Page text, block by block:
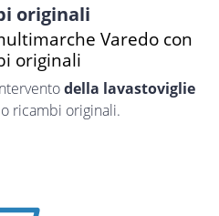
originali
Varedo con
originali
della lavastoviglie
ricambi originali.